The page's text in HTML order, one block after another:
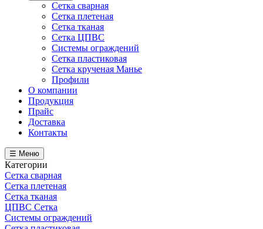
Сетка сварная
Сетка плетеная
Сетка тканая
Сетка ЦПВС
Системы ограждений
Сетка пластиковая
Сетка крученая Манье
Профили
О компании
Продукция
Прайс
Доставка
Контакты
☰ Меню
Категории
Сетка сварная
Сетка плетеная
Сетка тканая
ЦПВС Сетка
Системы ограждений